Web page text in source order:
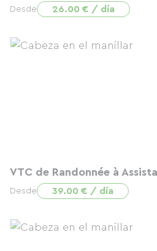
Desde 26.00 € / día
VTC de Randonnée à
Desde 39.00 € / día